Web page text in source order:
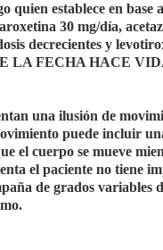
quien establece en base
30 mg/día,
decrecientes y
FECHA HACE
una ilusión de
puede incluir
el cuerpo se mueve
el paciente no tiene
de grados variables